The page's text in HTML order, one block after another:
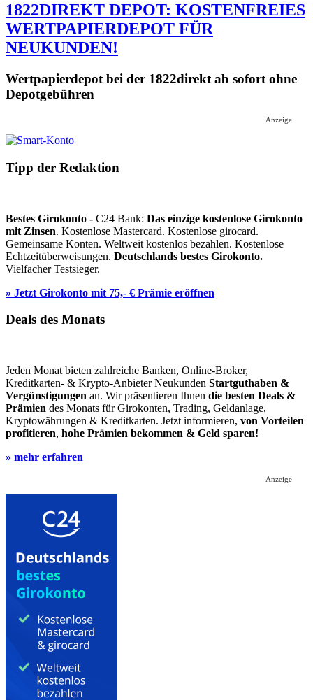
1822DIREKT DEPOT: KOSTENFREIES
WERTPAPIERDEPOT FÜR
NEUKUNDEN!
Wertpapierdepot bei der 1822direkt ab sofort ohne
Depotgebühren
Anzeige
Tipp der Redaktion
Bestes Girokonto - C24 Bank: Das einzige kostenlose Girokonto
mit Zinsen. Kostenlose Mastercard. Kostenlose girocard.
Gemeinsame Konten. Weltweit kostenlos bezahlen. Kostenlose
Echtzeitüberweisungen. Deutschlands bestes Girokonto.
Vielfacher Testsieger.
» Jetzt Girokonto mit 75,- € Prämie eröffnen
Deals des Monats
Jeden Monat bieten zahlreiche Banken, Online-Broker,
Kreditkarten- & Krypto-Anbieter Neukunden Startguthaben &
Vergünstigungen an. Wir präsentieren Ihnen die besten Deals &
Prämien des Monats für Girokonten, Trading, Geldanlage,
Kryptowährungen & Kreditkarten. Jetzt informieren, von Vorteilen
profitieren, hohe Prämien bekommen & Geld sparen!
» mehr erfahren
Anzeige